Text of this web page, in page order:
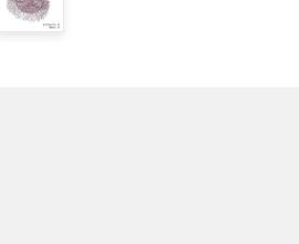
因：問題空間と解決空間
ムにおける複雑性
ド